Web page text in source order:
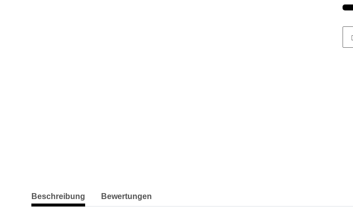
weitere Registerkarten anzeigen
Beschreibung Bewertungen